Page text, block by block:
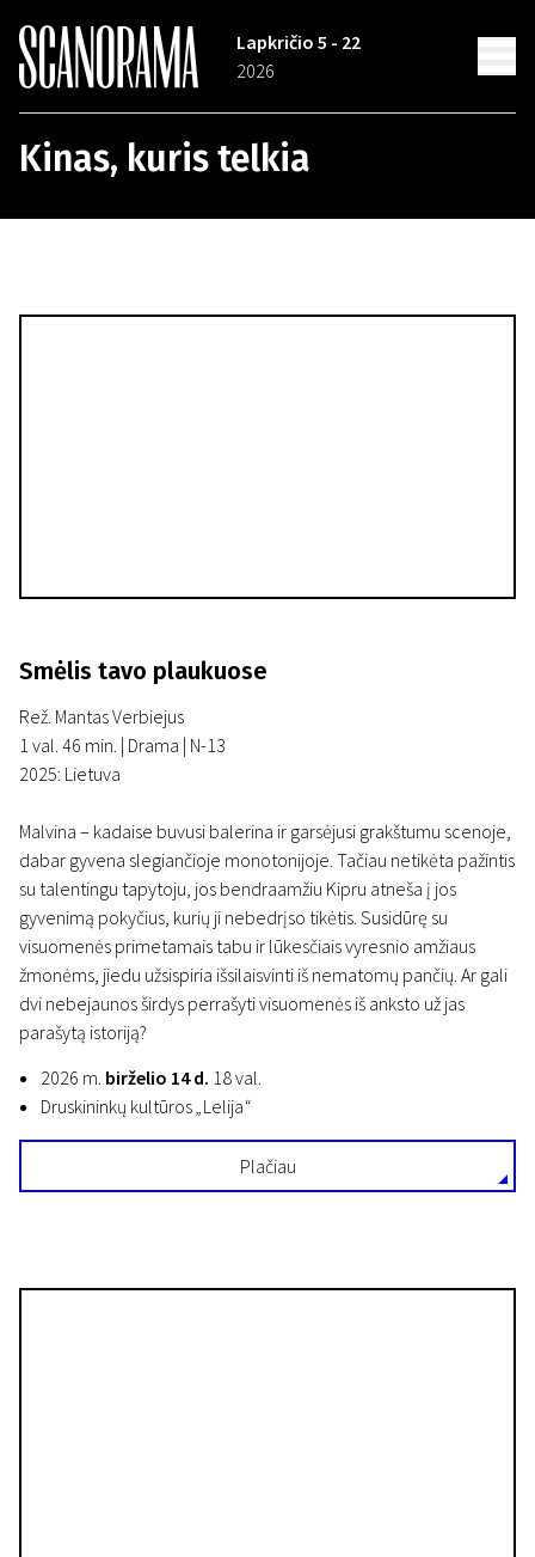
Lapkričio 5 - 22
2026
Kinas, kuris telkia
Smėlis tavo plaukuose
Rež. Mantas Verbiejus
1 val. 46 min. | Drama | N-13
2025: Lietuva
Malvina – kadaise buvusi balerina ir garsėjusi grakštumu scenoje,
dabar gyvena slegiančioje monotonijoje. Tačiau netikėta pažintis
su talentingu tapytoju, jos bendraamžiu Kipru atneša į jos
gyvenimą pokyčius, kurių ji nebedrįso tikėtis. Susidūrę su
visuomenės primetamais tabu ir lūkesčiais vyresnio amžiaus
žmonėms, jiedu užsispiria išsilaisvinti iš nematomų pančių. Ar gali
dvi nebejaunos širdys perrašyti visuomenės iš anksto už jas
parašytą istoriją?
2026 m. birželio 14 d. 18 val.
Druskininkų kultūros„Lelija“
Plačiau